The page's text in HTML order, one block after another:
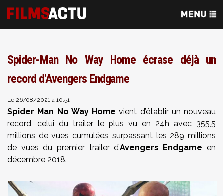
Spider-Man No Way Home écrase déjà un
record d'Avengers Endgame
Le 26/08/2021 à 10:51
Spider Man No Way Home vient d’établir un nouveau
record, celui du trailer le plus vu en 24h avec 355,5
millions de vues cumulées, surpassant les 289 millions
de vues du premier trailer d’Avengers Endgame en
décembre 2018.